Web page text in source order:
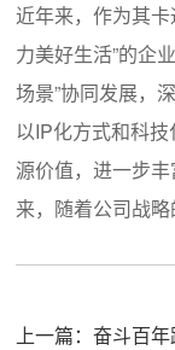
近年来，作为其
力美好生活”的企
场景”协同发展，
以IP化方式和科
源价值，进一步
来，随着公司战
上一篇：奋斗百年路